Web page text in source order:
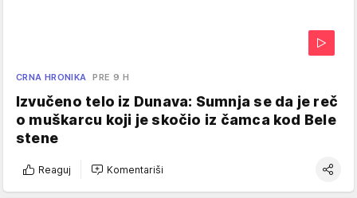
CRNA HRONIKA PRE 9 H
Izvučeno telo iz Dunava: Sumnja se da je reč
o muškarcu koji je skočio iz čamca kod Bele
stene
Reaguj Komentariši